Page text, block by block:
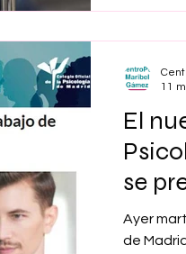
El
se
Ayer
de
11